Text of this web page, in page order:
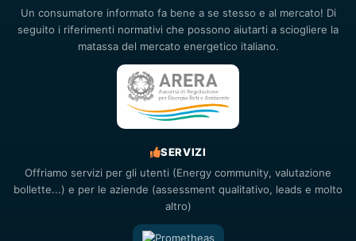
Un consumatore informato fa bene a se stesso e al mercato! Di
seguito i riferimenti normativi che possono aiutarti a sciogliere la
matassa del mercato energetico italiano.
SERVIZI
Offriamo servizi per gli utenti (Energy community, valutazione
bollette...) e per le aziende (assessment qualitativo, leads e molto
altro)